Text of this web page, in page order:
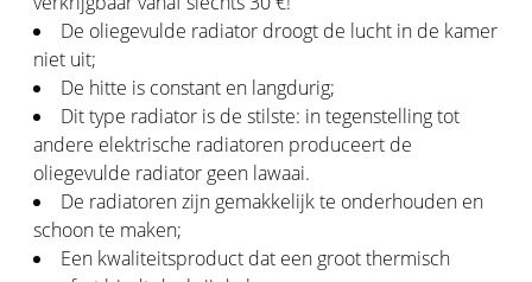
De oliegevulde radiator droogt de lucht in de kamer
niet uit;
De hitte is constant en langdurig;
Dit type radiator is de stilste: in tegenstelling tot
andere elektrische radiatoren produceert de
oliegevulde radiator geen lawaai.
De radiatoren zijn gemakkelijk te onderhouden en
schoon te maken;
Een kwaliteitsproduct dat een groot thermisch